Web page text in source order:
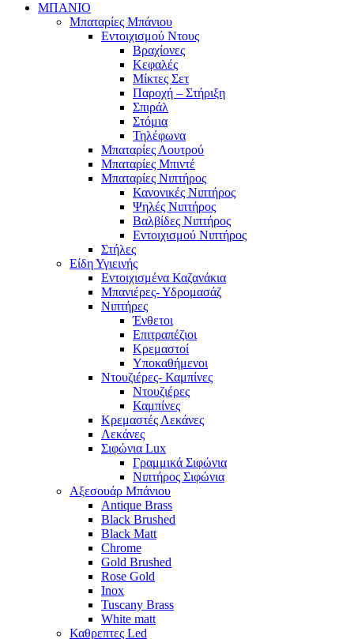
ΜΠΑΝΙΟ
Μπαταρίες Μπάνιου
Εντοιχισμού Ντους
Βραχίονες
Κεφαλές
Μίκτες Σετ
Παροχή – Στήριξη
Σπιράλ
Στόμια
Τηλέφωνα
Μπαταρίες Λουτρού
Μπαταρίες Μπιντέ
Μπαταρίες Νιπτήρος
Κανονικές Νιπτήρος
Ψηλές Νιπτήρος
Βαλβίδες Νιπτήρος
Εντοιχισμού Νιπτήρος
Στήλες
Είδη Υγιεινής
Εντοιχισμένα Καζανάκια
Μπανιέρες- Υδρομασάζ
Νιπτήρες
Ένθετοι
Επιτραπέζιοι
Κρεμαστοί
Υποκαθήμενοι
Ντουζιέρες- Καμπίνες
Ντουζιέρες
Καμπίνες
Κρεμαστές Λεκάνες
Λεκάνες
Σιφώνια Lux
Γραμμικά Σιφώνια
Νιπτήρος Σιφώνια
Αξεσουάρ Μπάνιου
Antique Brass
Black Brushed
Black Matt
Chrome
Gold Brushed
Rose Gold
Inox
Tuscany Brass
White matt
Καθρεπτες Led